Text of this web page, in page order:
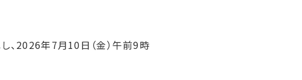
、2026年7月10日（金）午前9時